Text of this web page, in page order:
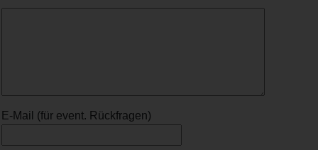
E-Mail (für event. Rückfragen)